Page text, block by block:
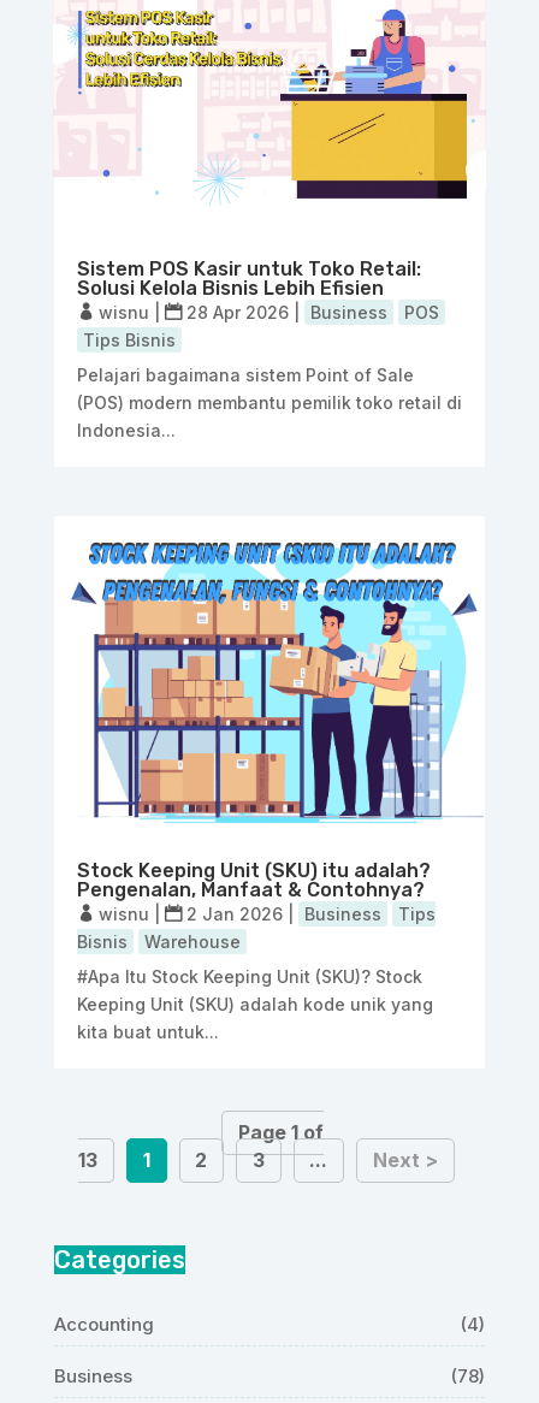
Sistem POS Kasir untuk Toko Retail:
Solusi Kelola Bisnis Lebih Efisien
wisnu 28 Apr 2026| Business
POS
Tips Bisnis
Pelajari bagaimana sistem Point of Sale
(POS) modern membantu pemilik toko retail di
Indonesia...
Stock Keeping Unit (SKU) itu adalah?
Pengenalan, Manfaat & Contohnya?
wisnu 2 Jan 2026| Business
Tips
Bisnis
Warehouse
#Apa Itu Stock Keeping Unit (SKU)? Stock
Keeping Unit (SKU) adalah kode unik yang
kita buat untuk...
Page 1 of
13
1 2 3 ... Next >
Categories
Accounting (4)
Business (78)